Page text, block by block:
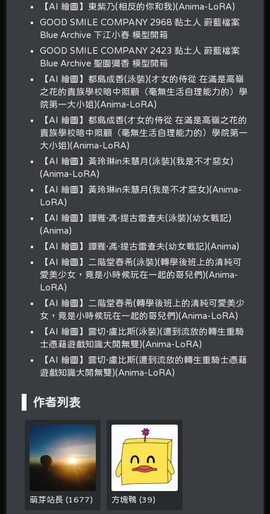
【AI 繪圖】東紫乃(相反的你和我)(Anima-LoRA)
GOOD SMILE COMPANY 2968 黏土人 蔚藍檔案
Blue Archive 下江小春 模型開箱
GOOD SMILE COMPANY 2423 黏土人 蔚藍檔案
Blue Archive 聖園彌香 模型開箱
【AI 繪圖】都島成香(泳裝)(才女的侍從 在滿是高嶺
之花的貴族學校暗中照顧（毫無生活自理能力的）學
院第一大小姐)(Anima-LoRA)
【AI 繪圖】都島成香(才女的侍從 在滿是高嶺之花的
貴族學校暗中照顧（毫無生活自理能力的）學院第一
大小姐)(Anima-LoRA)
【AI 繪圖】黃玲琳in朱慧月(泳裝)(我是不才惡女)
(Anima-LoRA)
【AI 繪圖】黃玲琳in朱慧月(我是不才惡女)(Anima-
LoRA)
【AI 繪圖】譚雅·馮·提古雷查夫(泳裝)(幼女戰記)
(Anima)
【AI 繪圖】譚雅·馮·提古雷查夫(幼女戰記)(Anima)
【AI 繪圖】二階堂春希(泳裝)(轉學後班上的清純可
愛美少女，竟是小時候玩在一起的哥兒們)(Anima-
LoRA)
【AI 繪圖】二階堂春希(轉學後班上的清純可愛美少
女，竟是小時候玩在一起的哥兒們)(Anima-LoRA)
【AI 繪圖】露切·盧比斯(泳裝)(遭到流放的轉生重騎
士憑藉遊戲知識大開無雙)(Anima-LoRA)
【AI 繪圖】露切·盧比斯(遭到流放的轉生重騎士憑藉
遊戲知識大開無雙)(Anima-LoRA)
作者列表
萌芽站長(1677) 方塊鴨(39)